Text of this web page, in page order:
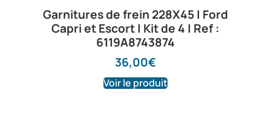
Garnitures de frein 228X45 | Ford
Capri et Escort | Kit de 4 | Ref :
6119A8743874
36,00€
Voir le produit